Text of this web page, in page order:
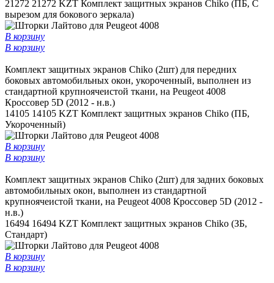
21272 21272 KZT Комплект защитных экранов Chiko (ПБ, С
вырезом для бокового зеркала)
В корзину
В корзину
Комплект защитных экранов Chiko (2шт) для передних
боковых автомобильных окон, укороченный, выполнен из
стандартной крупноячеистой ткани, на Peugeot 4008
Кроссовер 5D (2012 - н.в.)
14105 14105 KZT Комплект защитных экранов Chiko (ПБ,
Укороченный)
В корзину
В корзину
Комплект защитных экранов Chiko (2шт) для задних боковых
автомобильных окон, выполнен из стандартной
крупноячеистой ткани, на Peugeot 4008 Кроссовер 5D (2012 -
н.в.)
16494 16494 KZT Комплект защитных экранов Chiko (ЗБ,
Стандарт)
В корзину
В корзину